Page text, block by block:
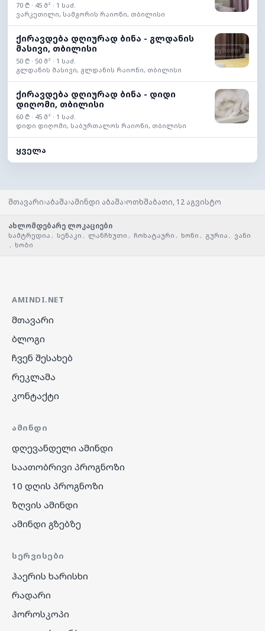
70 ₾ · 45 მ² · 1 საძ.
ვარკეთილი, სამგორის რაიონი, თბილისი
ქირავდება დღიურად ბინა - გლდანის
მასივი, თბილისი
50 ₾ · 50 მ² · 1 საძ.
გლდანის მასივი, გლდანის რაიონი, თბილისი
ქირავდება დღიურად ბინა - დიდი
დიღომი, თბილისი
60 ₾ · 45 მ² · 1 საძ.
დიდი დიღომი, საბურთალოს რაიონი, თბილისი
ყველა
მთავარი›აბაშა›ამინდი აბაშა›ოთხშაბათი, 12 აგვისტო
ახლომდებარე ლოკაციები
სამტრედია , სენაკი , ლანჩხუთი , ჩოხატაური , ხონი , გურია , ვანი
, ხობი
AMINDI.NET
მთავარი
ბლოგი
ჩვენ შესახებ
რეკლამა
კონტაქტი
ᲐᲛᲘᲜᲓᲘ
დღევანდელი ამინდი
საათობრივი პროგნოზი
10 დღის პროგნოზი
ზღვის ამინდი
ამინდი გზებზე
ᲡᲔᲠᲕᲘᲡᲔᲑᲘ
ჰაერის ხარისხი
რადარი
ჰოროსკოპი